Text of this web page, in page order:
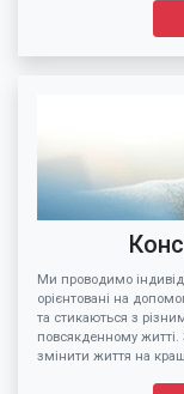
Ми проводимо
орієнтовані на
та стикаються з
повсякденному житті.
змінити життя на